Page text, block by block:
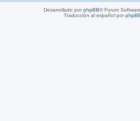
Desarrollado porphpBB® Forum
Traducción al español por